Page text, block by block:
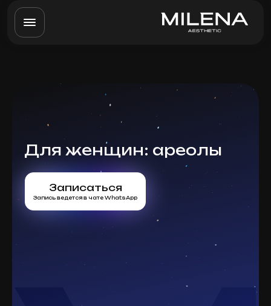
Для женщин: ареолы
Записаться
Запись ведется в чате WhatsApp